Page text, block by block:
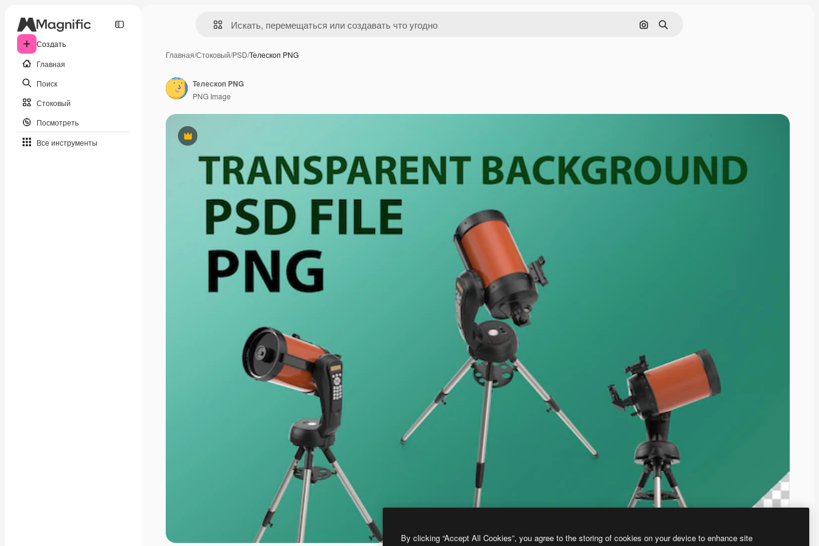
Создать
Главная
Поиск
Стоковый
Посмотреть
Все инструменты
Поиск по изображению
Поиск
Главная/Стоковый/PSD/Телескоп PNG
Премиум
Телескоп PNG
PNG Image
By clicking “Accept All Cookies”, you agree to the storing of cookies on your device to enhance site